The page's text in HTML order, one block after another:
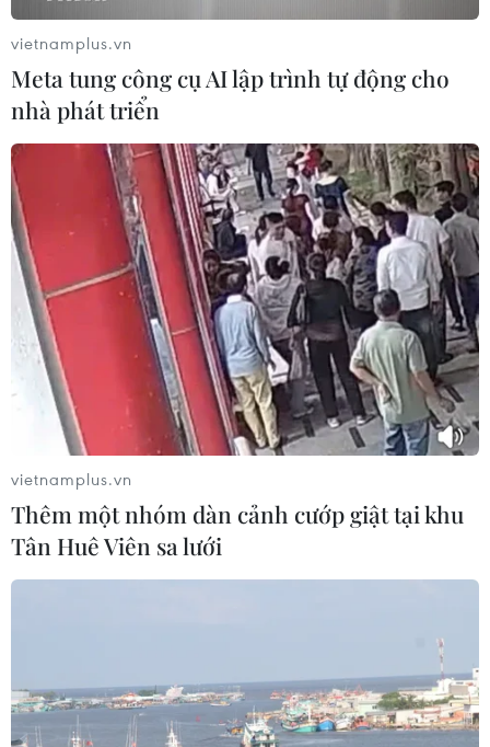
vietnamplus.vn
Meta tung công cụ AI lập trình tự động cho
nhà phát triển
vietnamplus.vn
Thêm một nhóm dàn cảnh cướp giật tại khu
Tân Huê Viên sa lưới